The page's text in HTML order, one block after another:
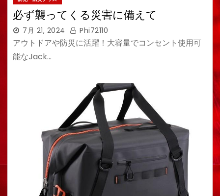
必ず襲ってくる災害に備えて
7月 21, 2024 Phi72110
アウトドアや防災に活躍！大容量でコンセント使用可
能なJack…